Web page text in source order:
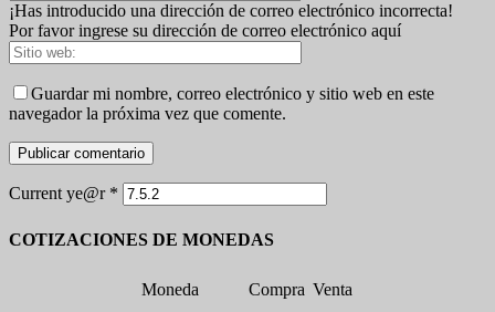
¡Has introducido una dirección de correo electrónico incorrecta!
Por favor ingrese su dirección de correo electrónico aquí
Guardar mi nombre, correo electrónico y sitio web en este
navegador la próxima vez que comente.
Current ye@r *
COTIZACIONES DE MONEDAS
Moneda Compra Venta